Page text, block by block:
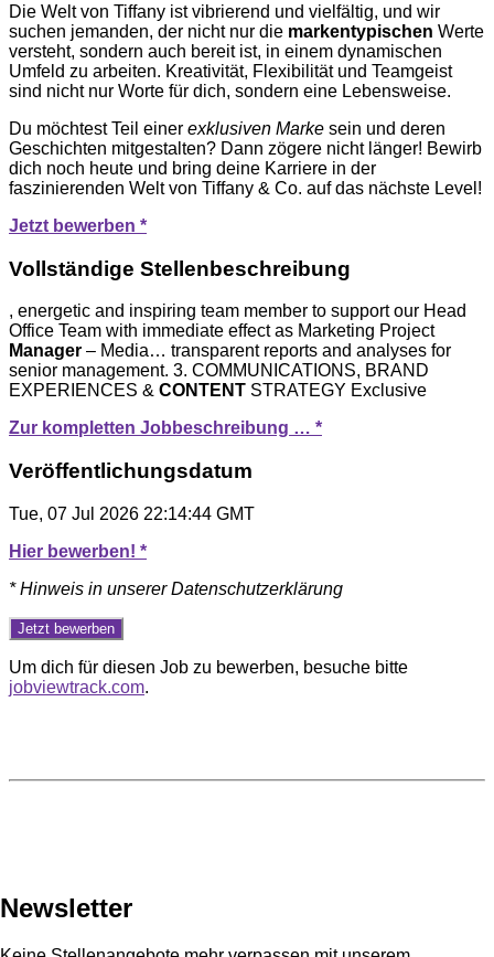
Die Welt von Tiffany ist vibrierend und vielfältig, und wir
suchen jemanden, der nicht nur die markentypischen Werte
versteht, sondern auch bereit ist, in einem dynamischen
Umfeld zu arbeiten. Kreativität, Flexibilität und Teamgeist
sind nicht nur Worte für dich, sondern eine Lebensweise.
Du möchtest Teil einer exklusiven Marke sein und deren
Geschichten mitgestalten? Dann zögere nicht länger! Bewirb
dich noch heute und bring deine Karriere in der
faszinierenden Welt von Tiffany & Co. auf das nächste Level!
Jetzt bewerben *
Vollständige Stellenbeschreibung
, energetic and inspiring team member to support our Head
Office Team with immediate effect as Marketing Project
Manager – Media… transparent reports and analyses for
senior management. 3. COMMUNICATIONS, BRAND
EXPERIENCES & CONTENT STRATEGY Exclusive
Zur kompletten Jobbeschreibung … *
Veröffentlichungsdatum
Tue, 07 Jul 2026 22:14:44 GMT
Hier bewerben! *
* Hinweis in unserer Datenschutzerklärung
Um dich für diesen Job zu bewerben, besuche bitte
jobviewtrack.com.
Newsletter